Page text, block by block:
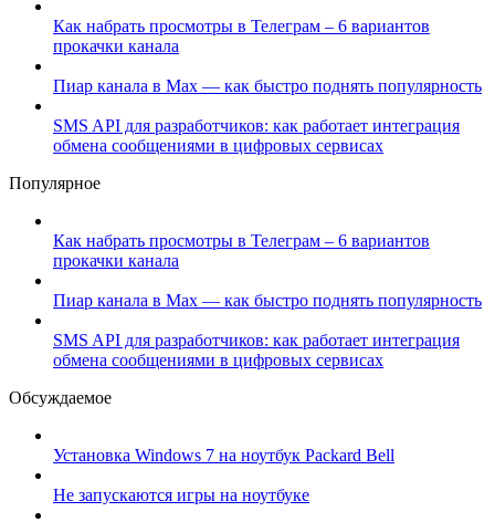
Как набрать просмотры в Телеграм – 6 вариантов
прокачки канала
Пиар канала в Max — как быстро поднять популярность
SMS API для разработчиков: как работает интеграция
обмена сообщениями в цифровых сервисах
Популярное
Как набрать просмотры в Телеграм – 6 вариантов
прокачки канала
Пиар канала в Max — как быстро поднять популярность
SMS API для разработчиков: как работает интеграция
обмена сообщениями в цифровых сервисах
Обсуждаемое
Установка Windows 7 на ноутбук Packard Bell
Не запускаются игры на ноутбуке